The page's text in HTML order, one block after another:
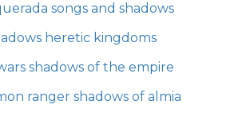
songs and shadows
heretic kingdoms
shadows of the empire
ranger shadows of almia